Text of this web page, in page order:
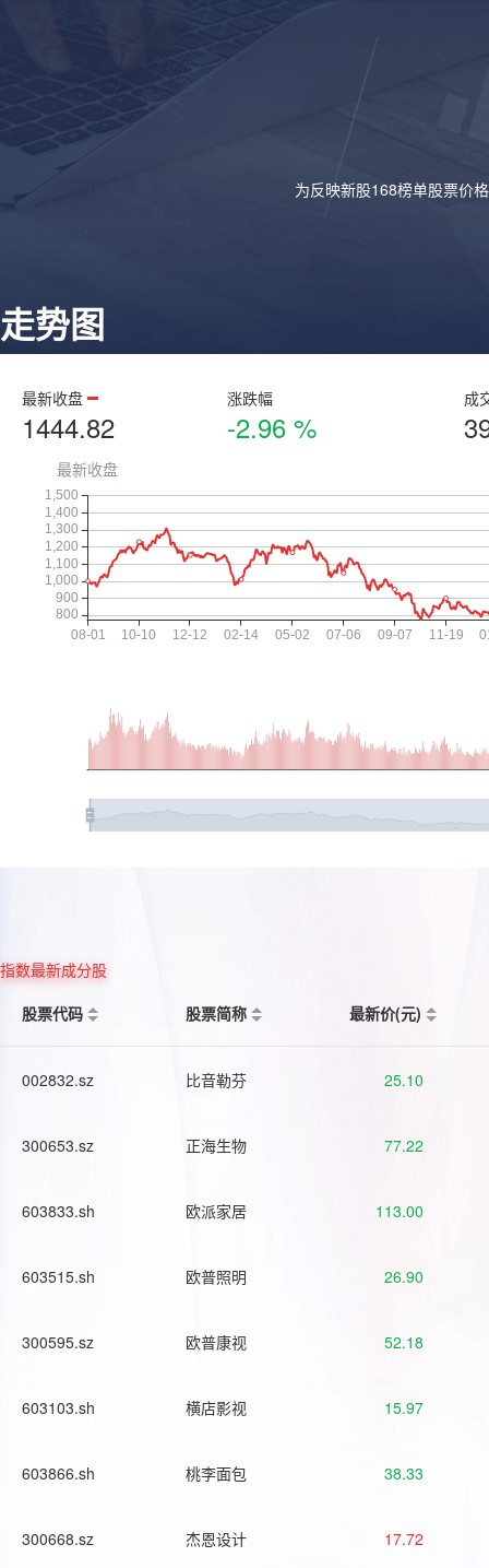
为反映新股168榜单股票价
走势图
最新收盘
1444.82
涨跌幅
-2.96 %
成
指数最新成分股
股票代码
股票简称 最新价(元)
002832.sz 比音勒芬 25.10
300653.sz 正海生物 77.22
603833.sh 欧派家居 113.00
603515.sh 欧普照明 26.90
300595.sz 欧普康视 52.18
603103.sh 横店影视 15.97
603866.sh 桃李面包 38.33
300668.sz 杰恩设计 17.72